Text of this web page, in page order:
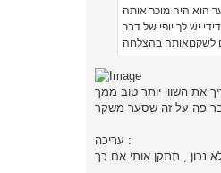
הוא היה מוכר אותה
יש לך יופי של דבר
עריכה :